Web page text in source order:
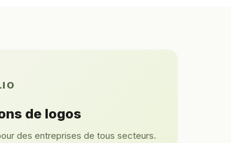
de logos
des entreprises de tous secteurs.